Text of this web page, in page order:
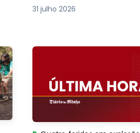
31 julho 2026